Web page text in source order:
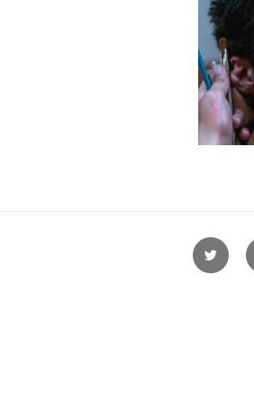
Twitter